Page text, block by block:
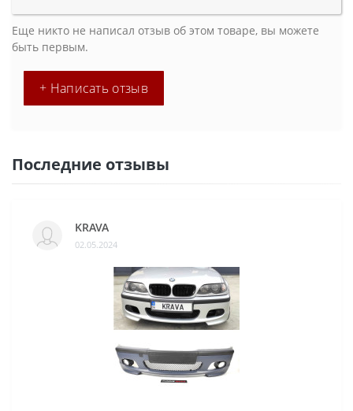
Еще никто не написал отзыв об этом товаре, вы можете
быть первым.
+ Написать отзыв
Последние отзывы
KRAVA
02.05.2024